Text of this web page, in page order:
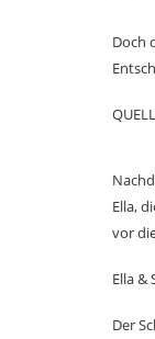
Doch
Ella,
vor
Ella &
Der